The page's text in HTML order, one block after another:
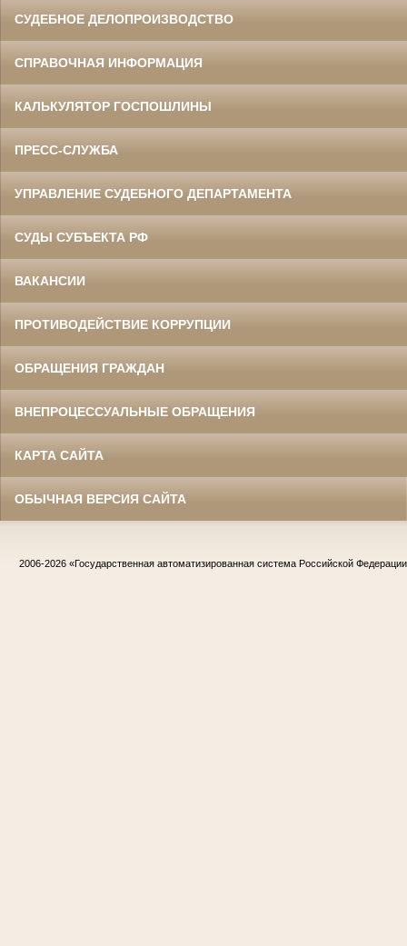
СУДЕБНОЕ ДЕЛОПРОИЗВОДСТВО
СПРАВОЧНАЯ ИНФОРМАЦИЯ
КАЛЬКУЛЯТОР ГОСПОШЛИНЫ
ПРЕСС-СЛУЖБА
УПРАВЛЕНИЕ СУДЕБНОГО ДЕПАРТАМЕНТА
СУДЫ СУБЪЕКТА РФ
ВАКАНСИИ
ПРОТИВОДЕЙСТВИЕ КОРРУПЦИИ
ОБРАЩЕНИЯ ГРАЖДАН
ВНЕПРОЦЕССУАЛЬНЫЕ ОБРАЩЕНИЯ
КАРТА САЙТА
ОБЫЧНАЯ ВЕРСИЯ САЙТА
2006-2026 «Государственная автоматизированная система Российской